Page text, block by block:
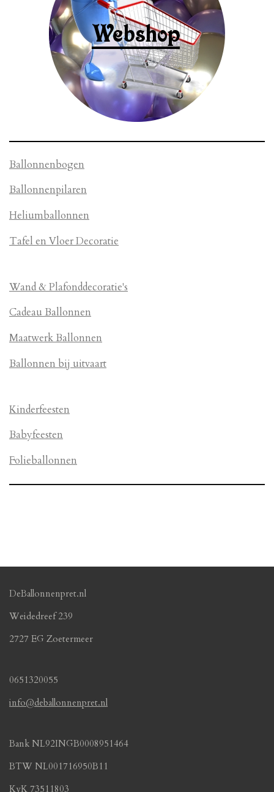
Ballonnenbogen
Ballonnenpilaren
Heliumballonnen
Tafel en Vloer Decoratie
Wand & Plafonddecoratie's
Cadeau Ballonnen
Maatwerk Ballonnen
Ballonnen bij uitvaart
Kinderfeesten
Babyfeesten
Folieballonnen
DeBallonnenpret.nl
Weidedreef 239
2727 EG Zoetermeer
0651320055
info@deballonnenpret.nl
Bank NL92INGB0008951464
BTW NL001716950B11
KvK 73511803